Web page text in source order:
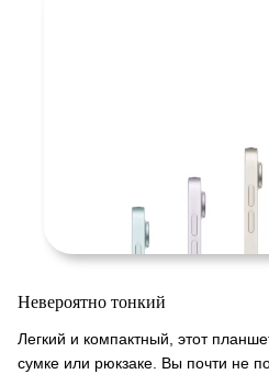
Невероятно тонкий
Легкий и компактный, этот
сумке или рюкзаке. Вы почти не